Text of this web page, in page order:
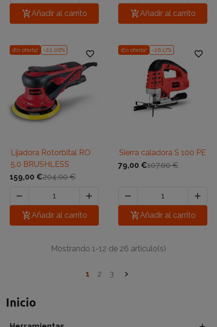
Inicio
Añadir al carrito
Añadir al carrito
¡En oferta! -22,06% favorite_border
Lijadora Rotorbital RO
5.0 BRUSHLESS
159,00 €204,00 €


Añadir al carrito
¡En oferta! -26,17% favorite_border
Sierra caladora S 100 PE
79,00 €107,00 €


Añadir al carrito
Mostrando 1-12 de 26 artículo(s)
1 2 3 